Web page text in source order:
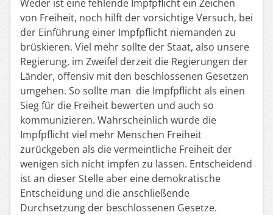
Weder ist eine fehlende Impfpflicht ein Zeichen
von Freiheit, noch hilft der vorsichtige Versuch, bei
der Einführung einer Impfpflicht niemanden zu
brüskieren. Viel mehr sollte der Staat, also unsere
Regierung, im Zweifel derzeit die Regierungen der
Länder, offensiv mit den beschlossenen Gesetzen
umgehen. So sollte man die Impfpflichtals einen
Siegfür die Freiheit bewerten und auch so
kommunizieren. Wahrscheinlich würde die
Impfpflicht viel mehr Menschen Freiheit
zurückgeben als die vermeintliche Freiheit der
wenigen sich nicht impfen zu lassen. Entscheidend
ist an dieser Stelle aber eine demokratische
Entscheidung und die anschließende
Durchsetzung der beschlossenen Gesetze.